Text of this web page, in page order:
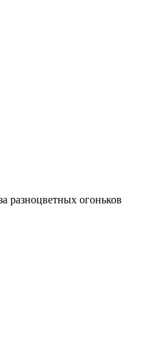
разноцветных огоньков